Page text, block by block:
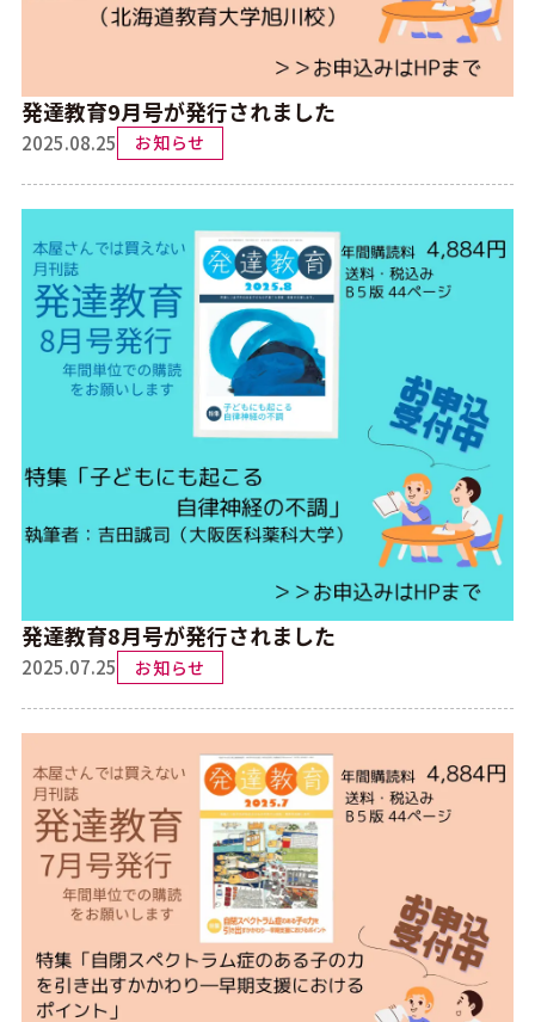
発達教育9月号が発行されました
2025.08.25 お知らせ
発達教育8月号が発行されました
2025.07.25 お知らせ